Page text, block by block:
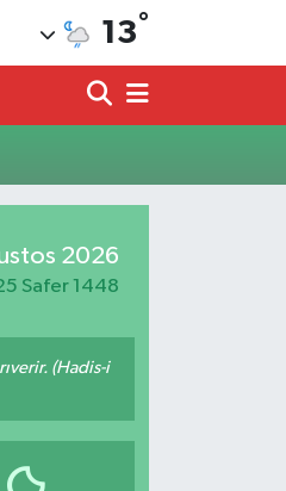
13°
2026
Safer 1448
(Hadis-i